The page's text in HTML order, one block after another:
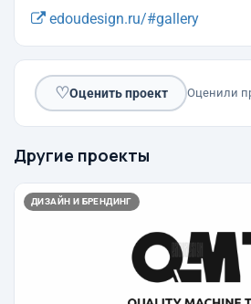
edoudesign.ru/#gallery
♡Оценить проект Оценили
Другие проекты
ДИЗАЙН И БРЕНДИНГ